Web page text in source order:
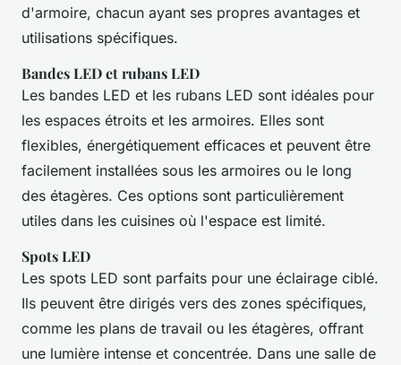
d'armoire, chacun ayant ses propres avantages et
utilisations spécifiques.
Bandes LED et rubans LED
Les bandes LED et les rubans LED sont idéales pour
les espaces étroits et les armoires. Elles sont
flexibles, énergétiquement efficaces et peuvent être
facilement installées sous les armoires ou le long
des étagères. Ces options sont particulièrement
utiles dans les cuisines où l'espace est limité.
Spots LED
Les spots LED sont parfaits pour une éclairage ciblé.
Ils peuvent être dirigés vers des zones spécifiques,
comme les plans de travail ou les étagères, offrant
une lumière intense et concentrée. Dans une salle de